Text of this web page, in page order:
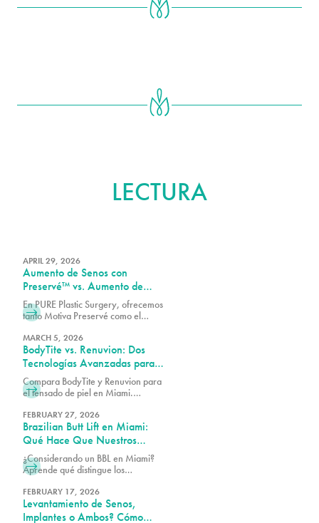
LECTURA
APRIL 29, 2026
Aumento de Senos con
Preservé™ vs. Aumento de
Senos Tradicional: ¿Cuál es la
Diferencia?
En PURE Plastic Surgery, ofrecemos
tanto Motiva Preservé como el
adaptarnos mejor a sus objetivos
estéticos y a su anatomía.
MARCH 5, 2026
BodyTite vs. Renuvion: Dos
Tecnologías Avanzadas para
el Tensado de la Piel, Un Solo
Equipo de Expertos en Miami
Compara BodyTite y Renuvion para
el tensado de piel en Miami.
avanzadas moldean y tensan con la
orientación de nuestro equipo de
expertos.
FEBRUARY 27, 2026
Brazilian Butt Lift en Miami:
Qué Hace Que Nuestros
Resultados Destaquen (y Cómo
Elegir al Cirujano Adecuado)
¿Considerando un BBL en Miami?
Aprende qué distingue los
elegir al cirujano adecuado y qué
esperar de tu transformación.
FEBRUARY 17, 2026
Levantamiento de Senos,
Implantes o Ambos? Cómo